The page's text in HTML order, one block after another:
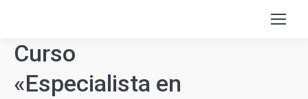
Curso
«Especialista en